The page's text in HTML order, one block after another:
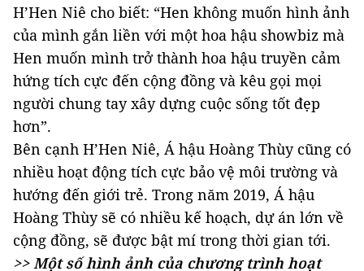
H’Hen Niê cho biết: “Hen không muốn hình ảnh
của mình gắn liền với một hoa hậu showbiz mà
Hen muốn mình trở thành hoa hậu truyền cảm
hứng tích cực đến cộng đồng và kêu gọi mọi
người chung tay xây dựng cuộc sống tốt đẹp
hơn”.
Bên cạnh H’Hen Niê, Á hậu Hoàng Thùy cũng có
nhiều hoạt động tích cực bảo vệ môi trường và
hướng đến giới trẻ. Trong năm 2019, Á hậu
Hoàng Thùy sẽ có nhiều kế hoạch, dự án lớn về
cộng đồng, sẽ được bật mí trong thời gian tới.
>> Một số hình ảnh của chương trình hoạt